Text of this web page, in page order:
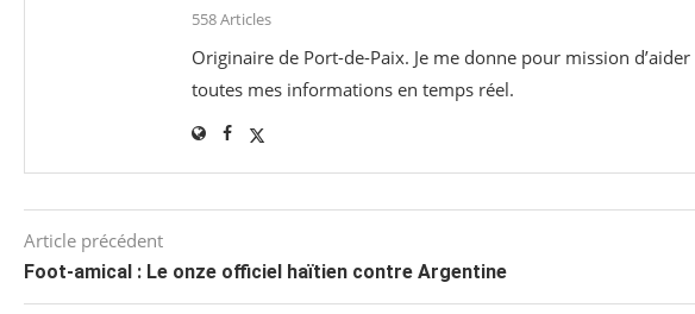
558 Articles
Originaire de Port-de-Paix. Je me donne pour mission
toutes mes informations en temps réel.
Article précédent
Foot-amical : Le onze officiel haïtien contre Argentine